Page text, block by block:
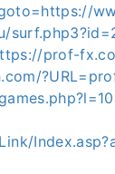
prof-